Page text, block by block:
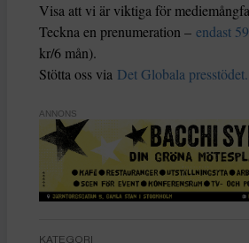
Visa att vi är viktiga för
Teckna en prenumeration – endast
kr/6 mån).
Stötta oss via Det Globala presstödet.
ANNONS
KATEGORI